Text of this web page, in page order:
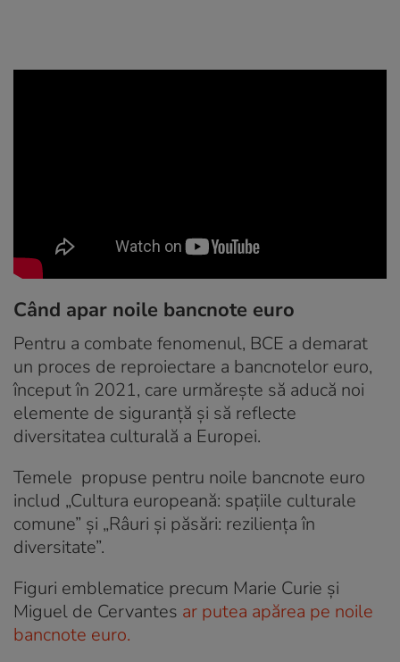
Când apar noile bancnote euro
Pentru a combate fenomenul, BCE a demarat
un proces de reproiectare a bancnotelor euro,
început în 2021, care urmărește să aducă noi
elemente de siguranță și să reflecte
diversitatea culturală a Europei.
Temele propuse pentru noile bancnote euro
includ „Cultura europeană: spațiile culturale
comune” și „Râuri și păsări: reziliența în
diversitate”.
Figuri emblematice precum Marie Curie și
Miguel de Cervantes ar putea apărea pe noile
bancnote euro.